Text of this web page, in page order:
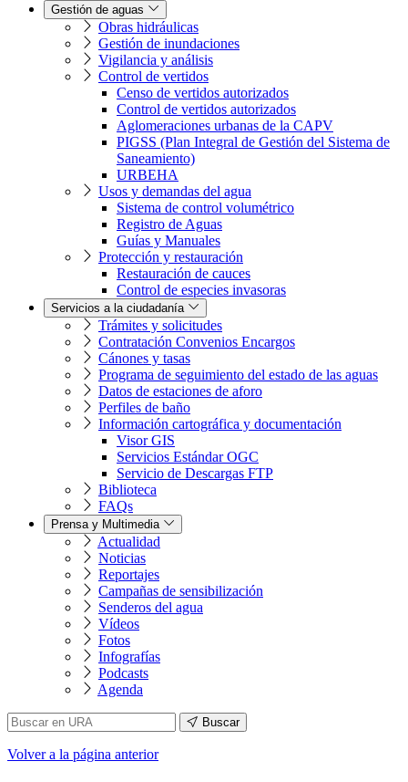
Gestión de aguas
Obras hidráulicas
Gestión de inundaciones
Vigilancia y análisis
Control de vertidos
Censo de vertidos autorizados
Control de vertidos autorizados
Aglomeraciones urbanas de la CAPV
PIGSS (Plan Integral de Gestión del Sistema de
Saneamiento)
URBEHA
Usos y demandas del agua
Sistema de control volumétrico
Registro de Aguas
Guías y Manuales
Protección y restauración
Restauración de cauces
Control de especies invasoras
Servicios a la ciudadanía
Trámites y solicitudes
Contratación Convenios Encargos
Cánones y tasas
Programa de seguimiento del estado de las aguas
Datos de estaciones de aforo
Perfiles de baño
Información cartográfica y documentación
Visor GIS
Servicios Estándar OGC
Servicio de Descargas FTP
Biblioteca
FAQs
Prensa y Multimedia
Actualidad
Noticias
Reportajes
Campañas de sensibilización
Senderos del agua
Vídeos
Fotos
Infografías
Podcasts
Agenda
Buscar
Volvera la página anterior